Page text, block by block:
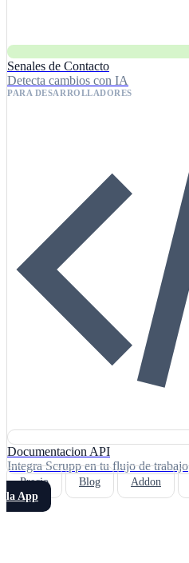
Senales de Contacto
Detecta cambios con IA
PARA DESARROLLADORES
Documentacion API
Integra Scrupp en tu flujo de trabajo
Precio Blog Addon
la App